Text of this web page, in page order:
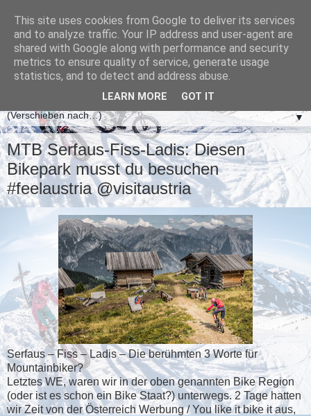
▼
MTB Serfaus-Fiss-Ladis: Diesen
Bikepark musst du besuchen
#feelaustria @visitaustria
Serfaus – Fiss – Ladis – Die berühmten 3 Worte für
Mountainbiker?
Letztes WE, waren wir in der oben genannten Bike Region
(oder ist es schon ein Bike Staat?) unterwegs. 2 Tage hatten
wir Zeit von der Österreich Werbung / You like it bike it aus,
This site uses cookies from Google to deliver its services
and to analyze traffic. Your IP address and user-agent are
shared with Google along with performance and security
metrics to ensure quality of service, generate usage
statistics, and to detect and address abuse.
LEARN MORE GOT IT